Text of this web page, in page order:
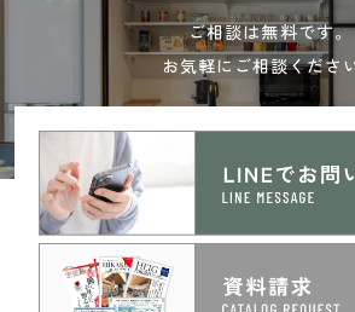
ご相談は無料です。
お気軽にご相談ください